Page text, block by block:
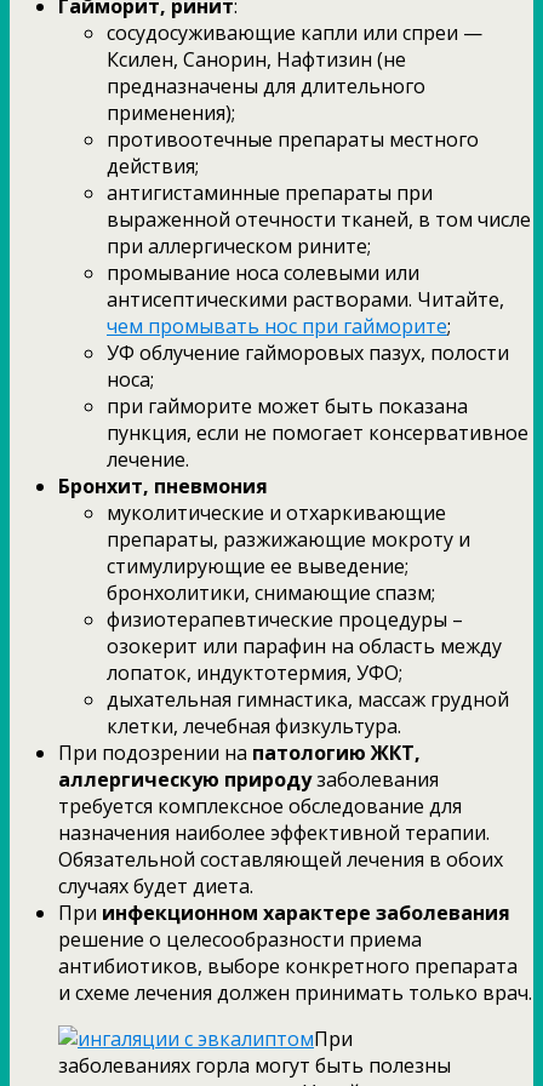
Гайморит, ринит:
сосудосуживающие капли или спреи —
Ксилен, Санорин, Нафтизин (не
предназначены для длительного
применения);
противоотечные препараты местного
действия;
антигистаминные препараты при
выраженной отечности тканей, в том числе
при аллергическом рините;
промывание носа солевыми или
антисептическими растворами. Читайте,
чем промывать нос при гайморите;
УФ облучение гайморовых пазух, полости
носа;
при гайморите может быть показана
пункция, если не помогает консервативное
лечение.
Бронхит, пневмония
муколитические и отхаркивающие
препараты, разжижающие мокроту и
стимулирующие ее выведение;
бронхолитики, снимающие спазм;
физиотерапевтические процедуры –
озокерит или парафин на область между
лопаток, индуктотермия, УФО;
дыхательная гимнастика, массаж грудной
клетки, лечебная физкультура.
При подозрении на патологию ЖКТ,
аллергическую природузаболевания
требуется комплексное обследование для
назначения наиболее эффективной терапии.
Обязательной составляющей лечения в обоих
случаях будет диета.
При инфекционном характере заболевания
решение о целесообразности приема
антибиотиков, выборе конкретного препарата
и схеме лечения должен принимать только врач.
При
заболеваниях горла могут быть полезны